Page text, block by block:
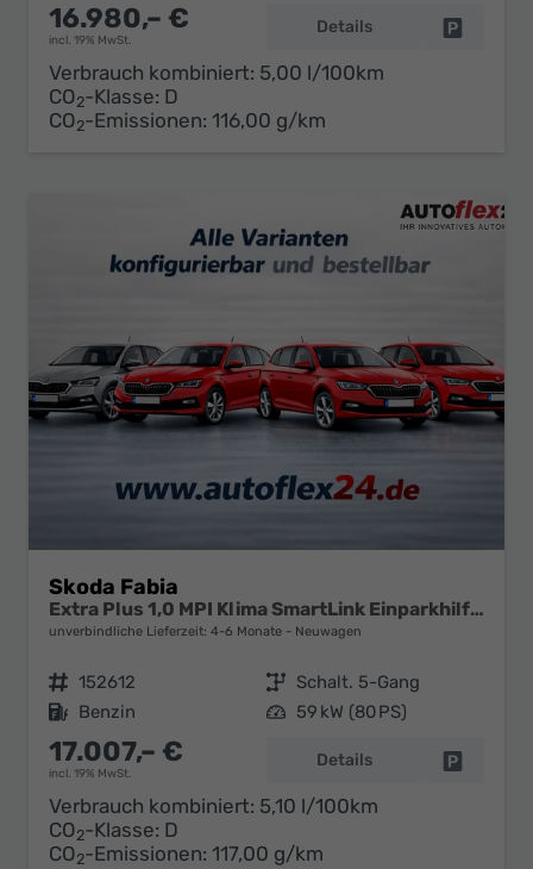
16.980,– €
incl. 19% MwSt.
Details
Verbrauch kombiniert: 5,00 l/100km
CO2-Klasse: D
CO2-Emissionen: 116,00 g/km
Skoda Fabia
Extra Plus 1,0 MPI Klima SmartLink Einparkhilfe 5J Garantie LED Alu Felgen Kamera Sitzheizung Bluetooth
unverbindliche Lieferzeit: 4-6 Monate Neuwagen
Fahrzeugnr. 152612 Getriebe Schalt. 5-Gang
Kraftstoff Benzin Leistung 59 kW (80 PS)
17.007,– €
incl. 19% MwSt.
Details
Verbrauch kombiniert: 5,10 l/100km
CO2-Klasse: D
CO2-Emissionen: 117,00 g/km